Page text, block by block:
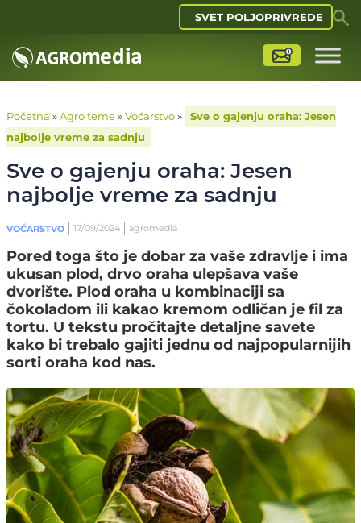
SVET POLJOPRIVREDE
Početna »Agro teme»Voćarstvo»
Sve o gajenju oraha: Jesen
najbolje vreme za sadnju
Sve o gajenju oraha: Jesen
najbolje vreme za sadnju
VOĆARSTVO 17/09/2024 agromedia
Pored toga što je dobar za vaše zdravlje i ima
ukusan plod, drvo oraha ulepšava vaše
dvorište. Plod oraha u kombinaciji sa
čokoladom ili kakao kremom odličan je fil za
tortu. U tekstu pročitajte detaljne savete
kako bi trebalo gajiti jednu od najpopularnijih
sorti oraha kod nas.